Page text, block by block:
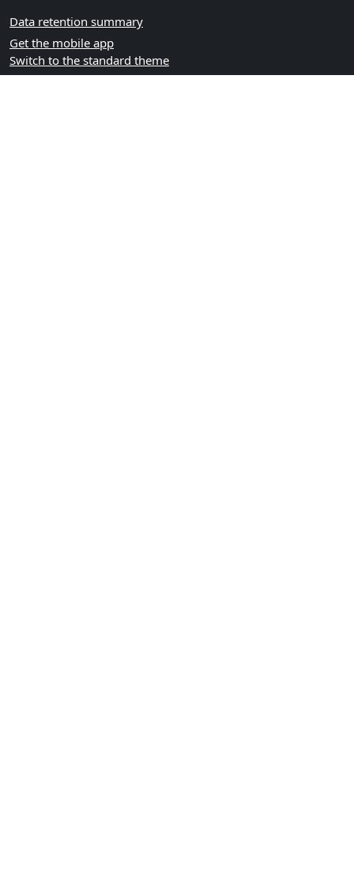
Data retention summary
Get the mobile app
Switch to the standard theme